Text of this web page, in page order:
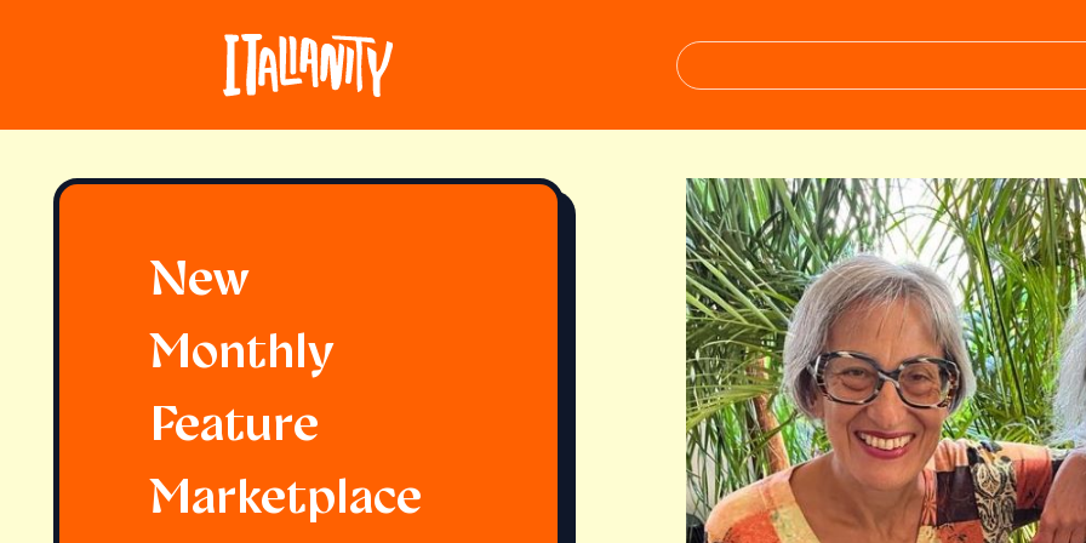
New
Monthly
Feature
Marketplace